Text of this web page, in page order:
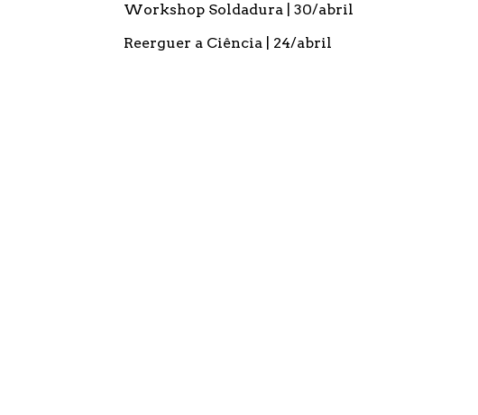
Workshop Soldadura | 30/abril
Reerguer a Ciência | 24/abril